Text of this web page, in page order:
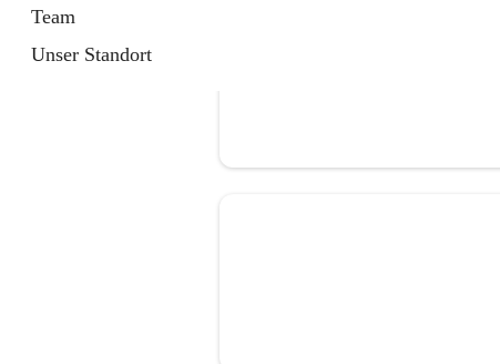
Team
Unser Standort